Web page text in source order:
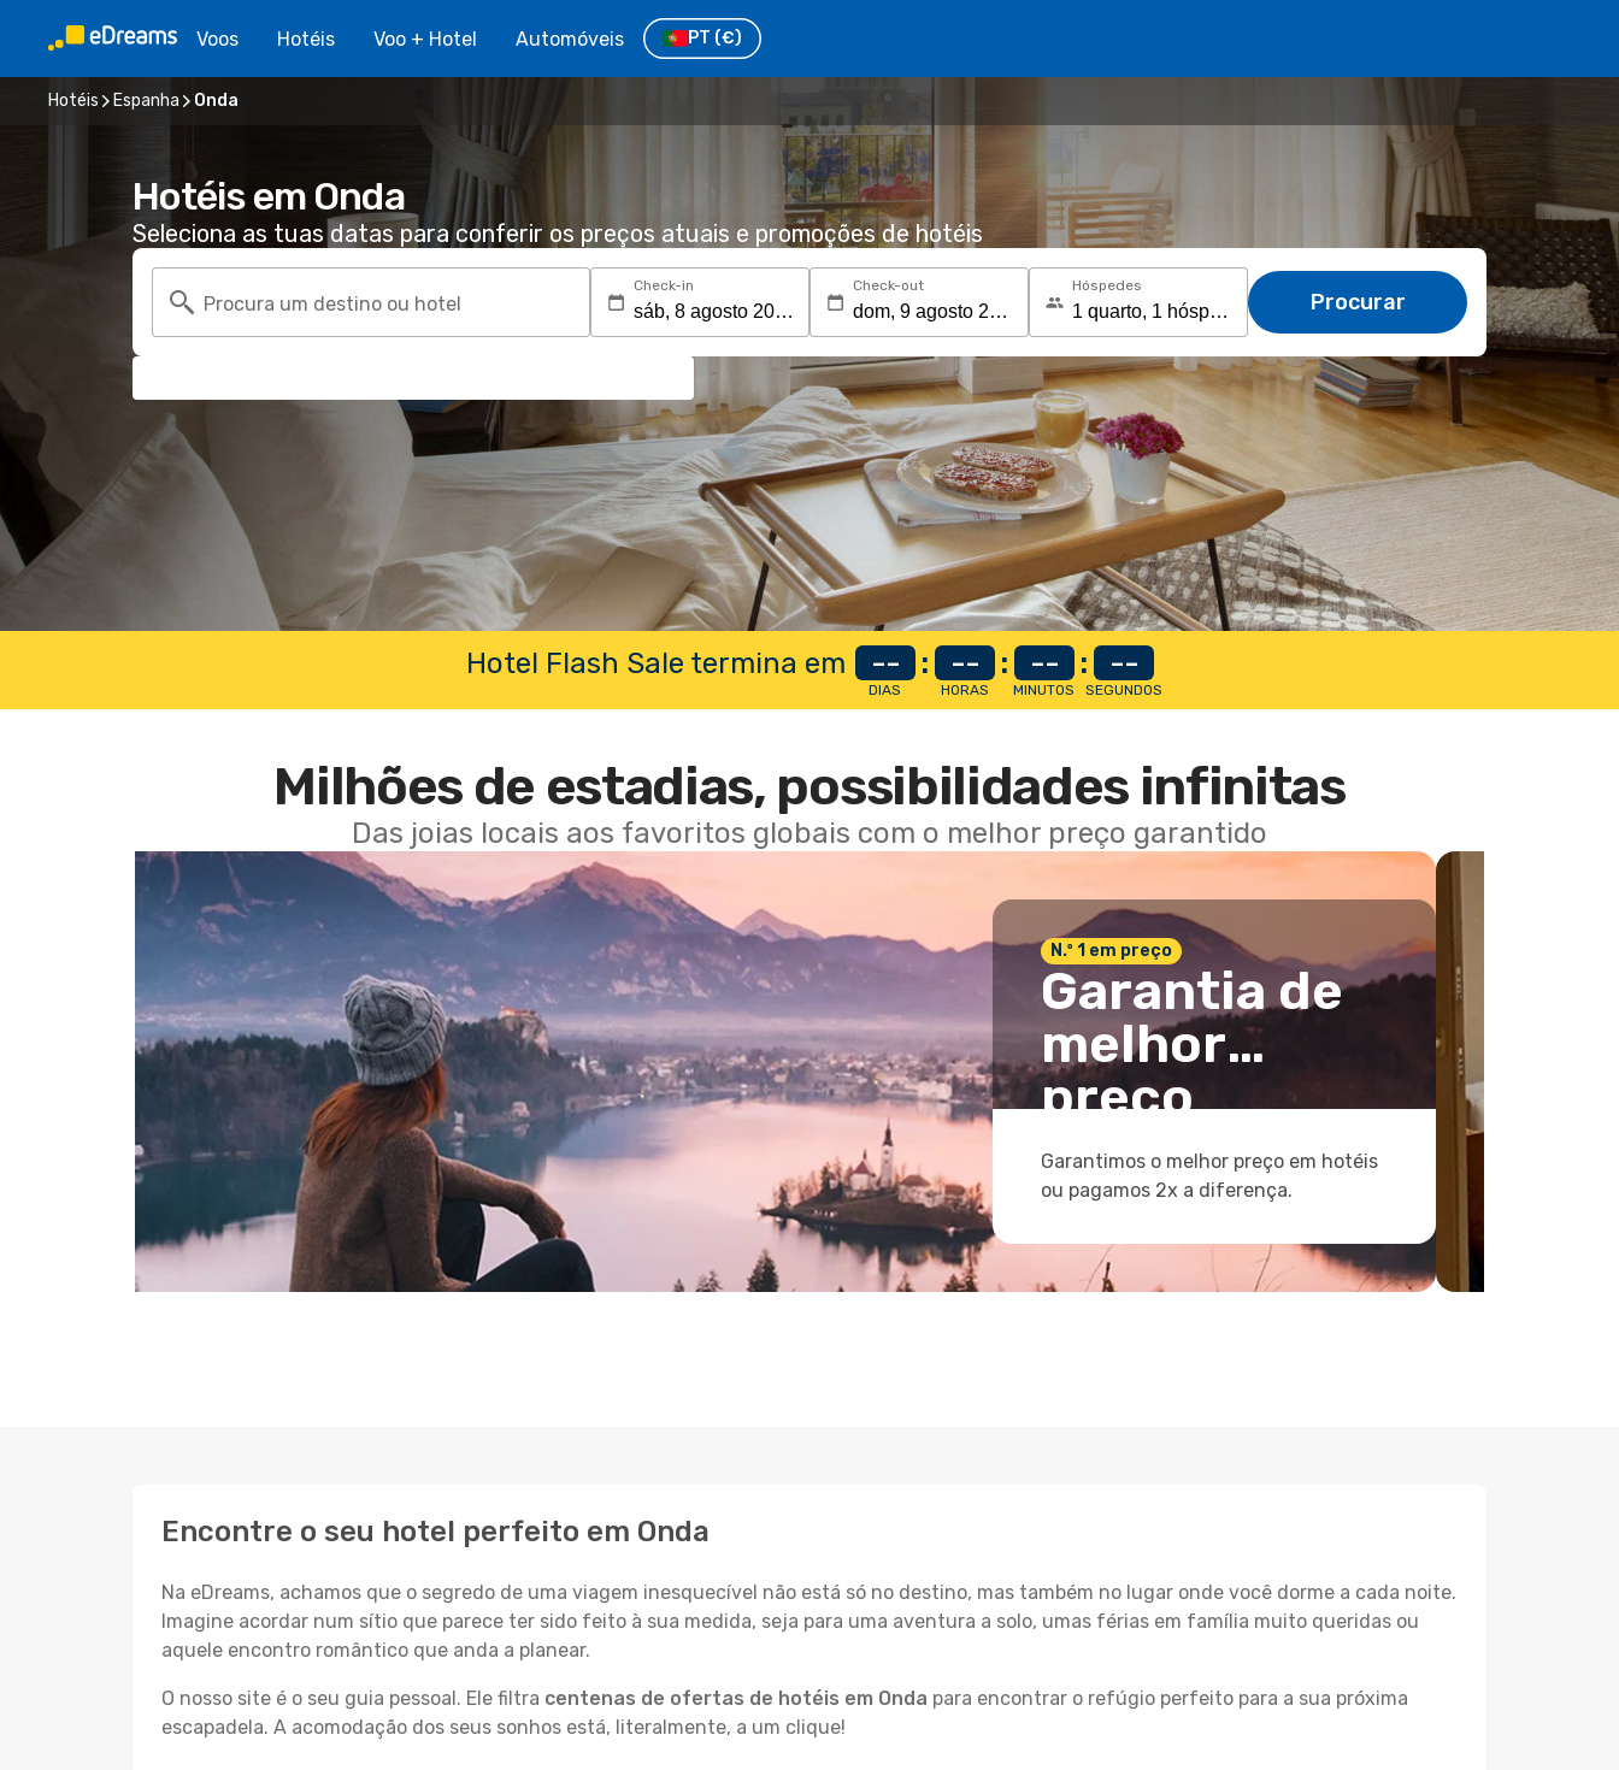
Voos Hotéis Voo + Hotel Automóveis PT (€)
Hotéis Espanha Onda
Hotéis em Onda
Seleciona as tuas datas para conferir os preços atuais e promoções de hotéis
Procura um destino ou hotel
Check-in Check-out Hóspedes
Procurar
Hotel Flash Sale termina em --
DIAS
: --
HORAS
: --
MINUTOS
: --
SEGUNDOS
Milhões de estadias, possibilidades infinitas
Das joias locais aos favoritos globais com o melhor preço garantido
N.º 1 em preço
Garantia de
melhor
preço
Garantimos o melhor preço em hotéis
ou pagamos 2x a diferença.
Encontre o seu hotel perfeito em Onda
Na eDreams, achamos que o segredo de uma viagem inesquecível não está só no destino, mas também no lugar onde você dorme a cada noite.
Imagine acordar num sítio que parece ter sido feito à sua medida, seja para uma aventura a solo, umas férias em família muito queridas ou
aquele encontro romântico que anda a planear.
O nosso site é o seu guia pessoal. Ele filtra centenas de ofertas de hotéis em Onda para encontrar o refúgio perfeito para a sua próxima
escapadela. A acomodação dos seus sonhos está, literalmente, a um clique!